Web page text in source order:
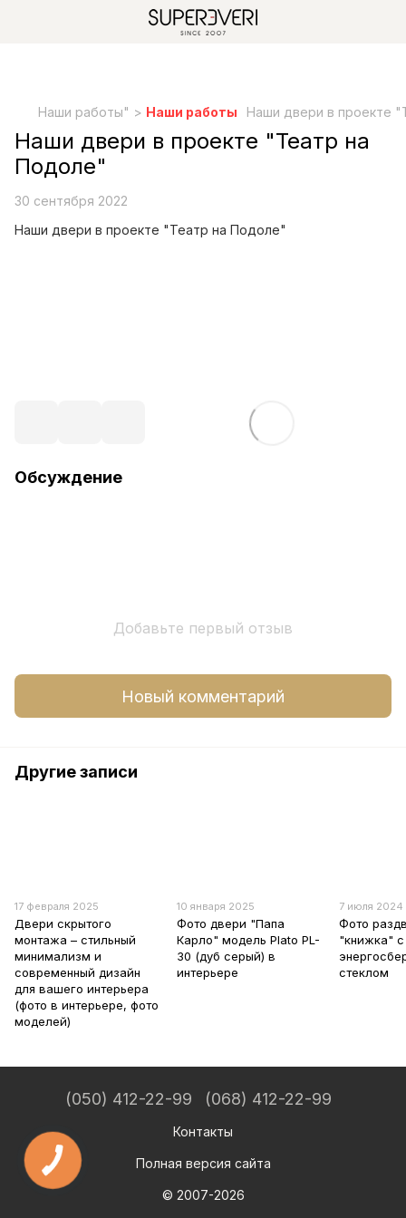
Наши работы" > Наши работы Наши двери в проекте
Наши двери в проекте "Театр на
Подоле"
30 сентября 2022
Наши двери в проекте "Театр на Подоле"
Обсуждение
Добавьте первый отзыв
Новый комментарий
Другие записи
17 февраля 2025
Двери скрытого
монтажа – стильный
минимализм и
современный дизайн
для вашего интерьера
(фото в интерьере, фото
моделей)
10 января 2025
Фото двери "Папа
Карло" модель Plato PL-
30 (дуб серый) в
интерьере
7 июля 2024
Фото
"книжка" с
стеклом
(050) 412-22-99 (068) 412-22-99
Контакты
Полная версия сайта
© 2007-2026